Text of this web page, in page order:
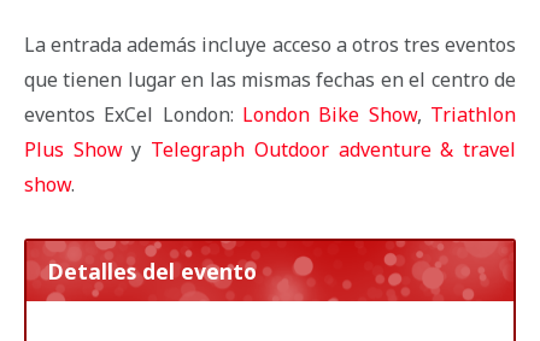
La entrada además incluye acceso a otros tres eventos
que tienen lugar en las mismas fechas en el centro de
eventos ExCel London: London Bike Show, Triathlon
Plus Showy Telegraph Outdoor adventure & travel
show.
Detalles del evento